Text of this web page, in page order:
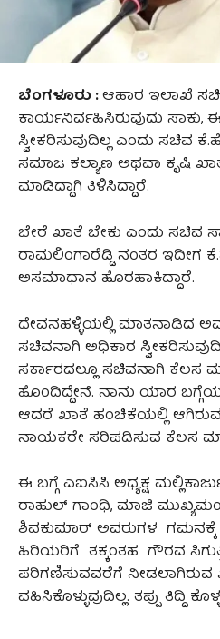
ಬೆಂಗಳೂರು :ಆಹಾರ ಇಲಾಖೆ
ಕಾರ್ಯನಿರ್ವಹಿಸಿರುವುದು ಸಾಕು,
ಸ್ವೀಕರಿಸುವುದಿಲ್ಲ ಎಂದು ಸಚಿವ
ಸಮಾಜ ಕಲ್ಯಾಣ ಅಥವಾ ಕೃಷಿ
ಮಾಡಿದ್ದಾಗಿ ತಿಳಿಸಿದ್ದಾರೆ.
ಬೇರೆ ಖಾತೆ ಬೇಕು ಎಂದು ಸಚಿವ
ರಾಮಲಿಂಗಾರೆಡ್ಡಿ ನಂತರ ಇದೀಗ
ಅಸಮಾಧಾನ ಹೊರಹಾಕಿದ್ದಾರೆ.
ದೇವನಹಳ್ಳಿಯಲ್ಲಿ ಮಾತನಾಡಿದ
ಸಚಿವನಾಗಿ ಅಧಿಕಾರ
ಸರ್ಕಾರದಲ್ಲೂ ಸಚಿವನಾಗಿ ಕೆಲಸ
ಹೊಂದಿದ್ದೇನೆ. ನಾನು ಯಾರ
ಆದರೆ ಖಾತೆ ಹಂಚಿಕೆಯಲ್ಲಿ
ನಾಯಕರೇ ಸರಿಪಡಿಸುವ ಕೆಲಸ
ಈ ಬಗ್ಗೆ ಎಐಸಿಸಿ ಅಧ್ಯಕ್ಷ
ರಾಹುಲ್ ಗಾಂಧಿ, ಮಾಜಿ
ಶಿವಕುಮಾರ್ ಅವರುಗಳ ಗಮನಕ್ಕೆ
ಹಿರಿಯರಿಗೆ ತಕ್ಕಂತಹ ಗೌರವ
ಪರಿಗಣಿಸುವವರೆಗೆ ನೀಡಲಾಗಿರುವ
ವಹಿಸಿಕೊಳ್ಳುವುದಿಲ್ಲ. ತಪ್ಪು ತಿದ್ದಿ